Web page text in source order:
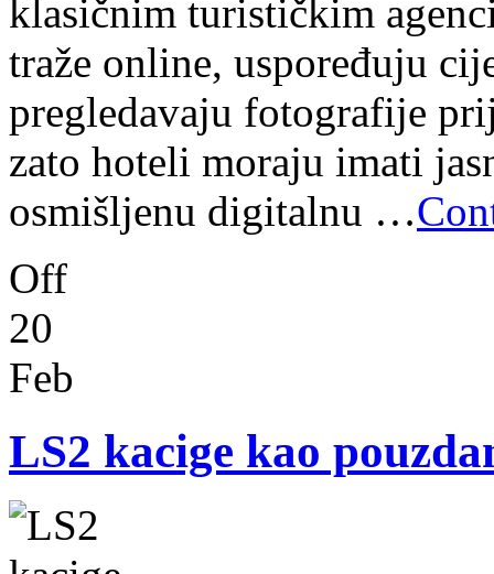
klasičnim turističkim
traže online, uspoređuju
pregledavaju fotografije
zato hoteli moraju imati
osmišljenu digitalnu …
Off
20
Feb
LS2 kacige kao